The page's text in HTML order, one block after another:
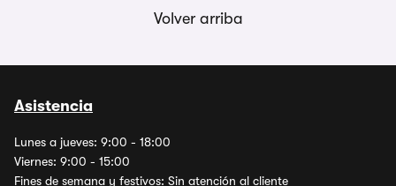
Volver arriba
Asistencia
Lunes a jueves: 9:00 - 18:00
Viernes: 9:00 - 15:00
Fines de semana y festivos: Sin atención al cliente